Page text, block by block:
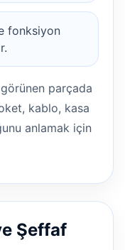
fonksiyon
görünen parçada
kablo, kasa
anlamak için
Şeffaf